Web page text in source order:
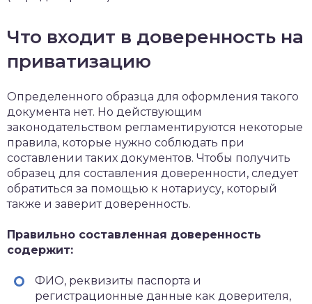
Что входит в доверенность на
приватизацию
Определенного образца для оформления такого
документа нет. Но действующим
законодательством регламентируются некоторые
правила, которые нужно соблюдать при
составлении таких документов. Чтобы получить
образец для составления доверенности, следует
обратиться за помощью к нотариусу, который
также и заверит доверенность.
Правильно составленная доверенность
содержит:
ФИО, реквизиты паспорта и
регистрационные данные как доверителя,